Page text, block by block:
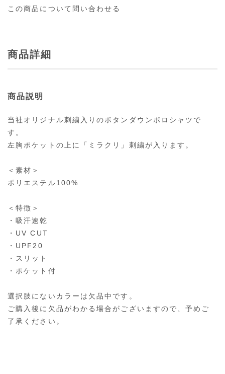
この商品について問い合わせる
商品詳細
商品説明
当社オリジナル刺繍入りのボタンダウンポロシャツで
す。
左胸ポケットの上に「ミラクリ」刺繍が入ります。
＜素材＞
ポリエステル100%
＜特徴＞
・吸汗速乾
・UV CUT
・UPF20
・スリット
・ポケット付
選択肢にないカラーは欠品中です。
ご購入後に欠品がわかる場合がございますので、予めご
了承ください。